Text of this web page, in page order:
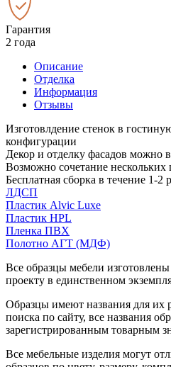
Гарантия
2 года
Описание
Отделка
Информация
Отзывы
Изготовлдение стенок в
конфигурации
Декор и отделку фасадов можно
Возможно сочетание нескольких
Бесплатная сборка в течение 1-2
ЛДСП
Пластик Alvic Luxe
Пластик HPL
Пленка ПВХ
Полотно АГТ (МДФ)
Все образцы мебели
проекту в единственном
Образцы имеют названия для их
поиска по сайту, все названия
зарегистрированным товарным
Все мебельные изделия могут